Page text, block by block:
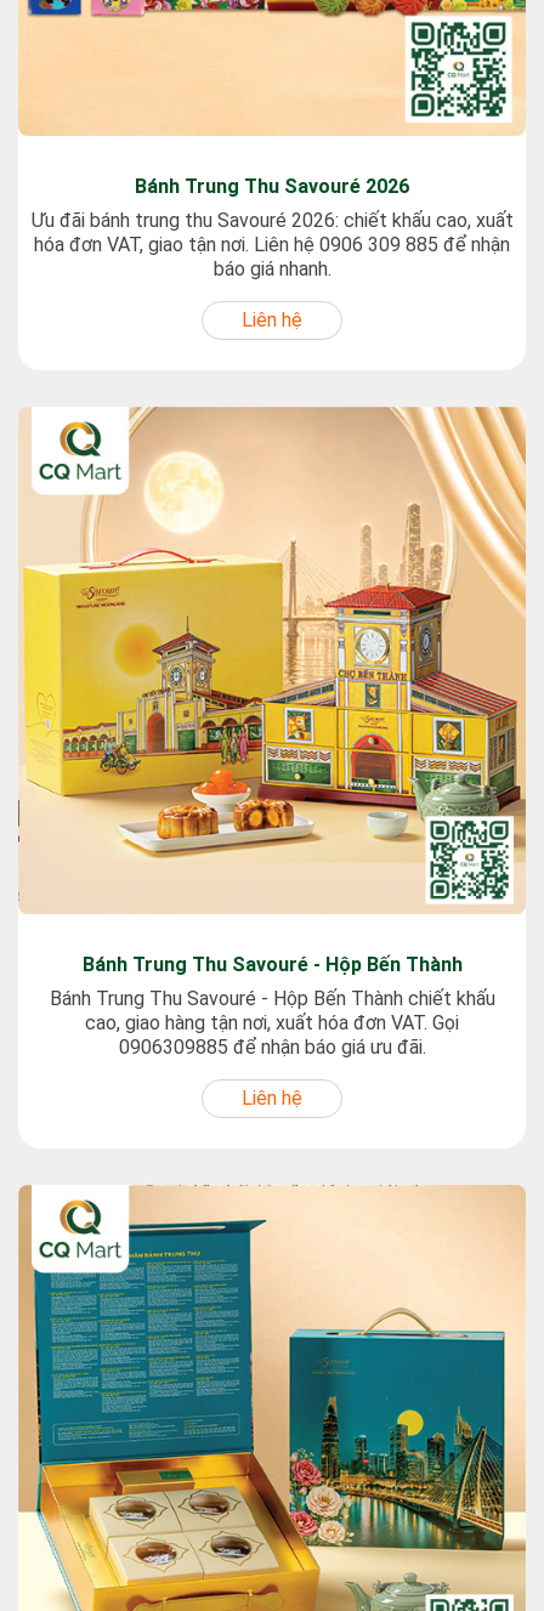
Bánh Trung Thu Savouré 2026
Ưu đãi bánh trung thu Savouré 2026: chiết khấu cao, xuất
hóa đơn VAT, giao tận nơi. Liên hệ 0906 309 885 để nhận
báo giá nhanh.
Liên hệ
Bánh Trung Thu Savouré - Hộp Bến Thành
Bánh Trung Thu Savouré - Hộp Bến Thành chiết khấu
cao, giao hàng tận nơi, xuất hóa đơn VAT. Gọi
0906309885 để nhận báo giá ưu đãi.
Liên hệ